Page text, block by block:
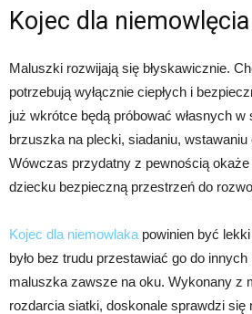
Kojec dla niemowlęcia
Maluszki rozwijają się błyskawicznie.
potrzebują wyłącznie ciepłych i
już wkrótce będą próbować własnych w
brzuszka na plecki, siadaniu,
Wówczas przydatny z pewnością
dziecku bezpieczną przestrzeń do
Kojec dla niemowlaka powinien być
było bez trudu przestawiać go do
maluszka zawsze na oku. Wykonany z
rozdarcia siatki, doskonale sprawdzi się